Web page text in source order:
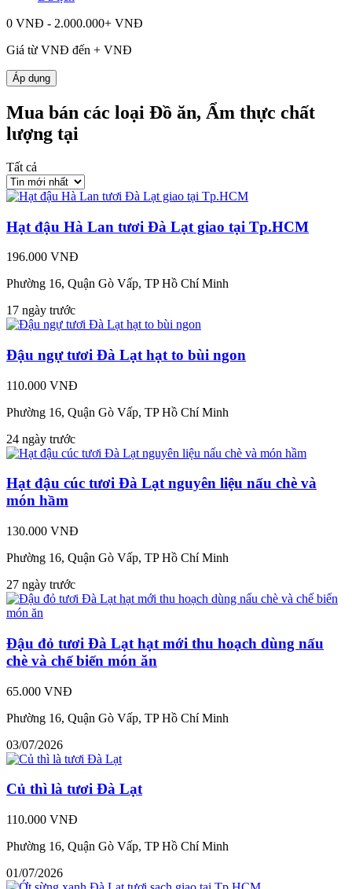
0 VNĐ - 2.000.000+ VNĐ
Giá từ VNĐ đến + VNĐ
Áp dụng
Mua bán các loại Đồ ăn, Ẩm thực chất
lượng tại
Tất cả
Hạt đậu Hà Lan tươi Đà Lạt giao tại Tp.HCM
196.000 VNĐ
Phường 16, Quận Gò Vấp, TP Hồ Chí Minh
17 ngày trước
Đậu ngự tươi Đà Lạt hạt to bùi ngon
110.000 VNĐ
Phường 16, Quận Gò Vấp, TP Hồ Chí Minh
24 ngày trước
Hạt đậu cúc tươi Đà Lạt nguyên liệu nấu chè và
món hầm
130.000 VNĐ
Phường 16, Quận Gò Vấp, TP Hồ Chí Minh
27 ngày trước
Đậu đỏ tươi Đà Lạt hạt mới thu hoạch dùng nấu
chè và chế biến món ăn
65.000 VNĐ
Phường 16, Quận Gò Vấp, TP Hồ Chí Minh
03/07/2026
Củ thì là tươi Đà Lạt
110.000 VNĐ
Phường 16, Quận Gò Vấp, TP Hồ Chí Minh
01/07/2026